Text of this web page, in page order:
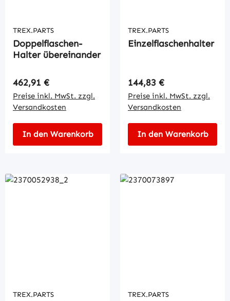
TREX.PARTS
Doppelflaschen-
Halter übereinander
Regulärer Preis:
462,91 €
Preise inkl. MwSt. zzgl.
Versandkosten
In den Warenkorb
TREX.PARTS
Einzelflaschenhalter
Regulärer Preis:
144,83 €
Preise inkl. MwSt. zzgl.
Versandkosten
In den Warenkorb
TREX.PARTS TREX.PARTS